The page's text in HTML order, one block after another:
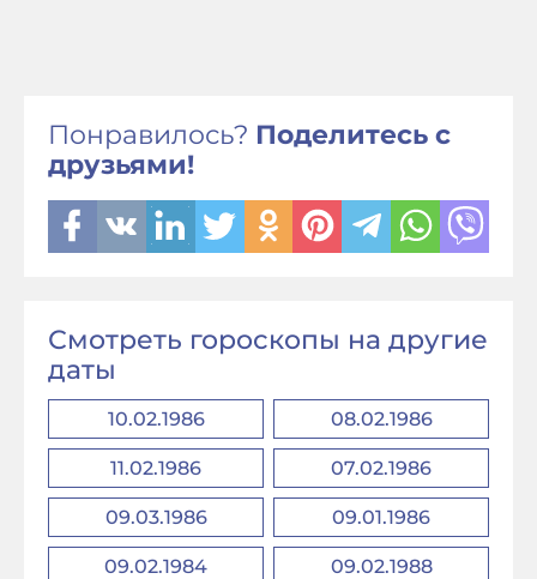
Понравилось? Поделитесь с
друзьями!
Смотреть гороскопы на другие
даты
10.02.1986 08.02.1986
11.02.1986 07.02.1986
09.03.1986 09.01.1986
09.02.1984 09.02.1988